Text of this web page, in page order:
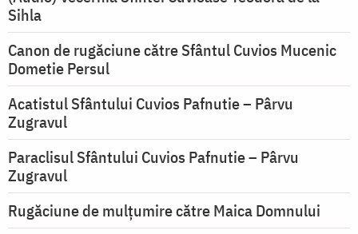
Sihla
Canon de rugăciune către Sfântul Cuvios Mucenic
Dometie Persul
Acatistul Sfântului Cuvios Pafnutie – Pârvu
Zugravul
Paraclisul Sfântului Cuvios Pafnutie – Pârvu
Zugravul
Rugăciune de mulţumire către Maica Domnului